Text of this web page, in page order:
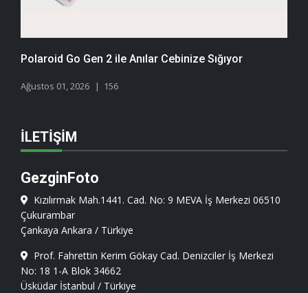
Polaroid Go Gen 2 ile Anılar Cebinize Sığıyor
Ağustos 01, 2026 156
İLETIŞIM
GezginFoto
Kızılırmak Mah.1441. Cad. No: 9 MEVA İş Merkezi 06510
Çukurambar
Çankaya Ankara / Türkiye
Prof. Fahrettin Kerim Gökay Cad. Denizciler İş Merkezi
No: 18 1-A Blok 34662
Üsküdar İstanbul / Türkiye